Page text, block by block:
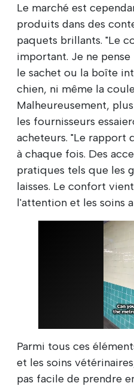
Le marché est
produits dans des
paquets brillants. "Le
important. Je ne
le sachet ou la boîte
chien, ni même la
Malheureusement,
les fournisseurs
acheteurs. "Le
à chaque fois. Des
pratiques tels que les
laisses. Le confort
l'attention et les soins
Parmi tous ces
et les soins
pas facile de prendre